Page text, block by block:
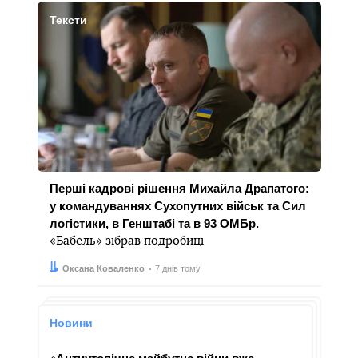
Тексти
Перші кадрові рішення Михайла Драпатого:
у командуваннях Сухопутних військ та Сил
логістики, в Генштабі та в 93 ОМБр.
«Бабель» зібрав подробиці
Автор:
Оксана Коваленко
Дата: 7 днів тому
Новини